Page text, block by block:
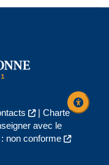
| Charte
avec le
non conforme